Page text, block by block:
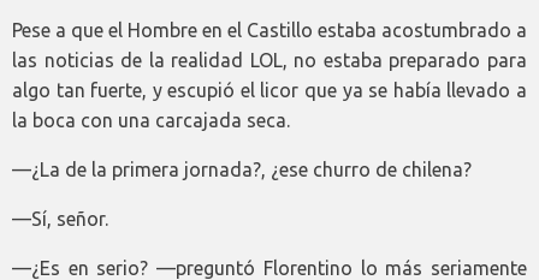
Pese a que el Hombre en el Castillo estaba acostumbrado a
las noticias de la realidad LOL, no estaba preparado para
algo tan fuerte, y escupió el licor que ya se había llevado a
la boca con una carcajada seca.
—¿La de la primera jornada?, ¿ese churro de chilena?
—Sí, señor.
—¿Es en serio? —preguntó Florentino lo más seriamente